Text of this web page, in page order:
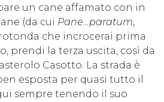
un cane affamato con in
(da cui Pane…paratum,
che incrocerai prima
prendi la terza uscita, così da
Casotto. La strada è
esposta per quasi tutto il
sempre tenendo il suo